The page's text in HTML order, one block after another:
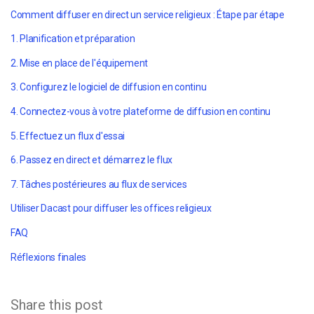
Comment diffuser en direct un service religieux : Étape par étape
1. Planification et préparation
2. Mise en place de l'équipement
3. Configurez le logiciel de diffusion en continu
4. Connectez-vous à votre plateforme de diffusion en continu
5. Effectuez un flux d'essai
6. Passez en direct et démarrez le flux
7. Tâches postérieures au flux de services
Utiliser Dacast pour diffuser les offices religieux
FAQ
Réflexions finales
Share this post